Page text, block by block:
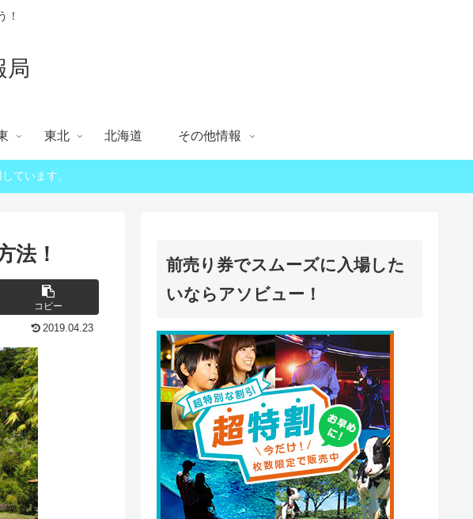
！
局
東北 北海道 その他情報
ています。
法！
コピー
2019.04.23
前売り券でスムーズに入場した
いならアソビュー！